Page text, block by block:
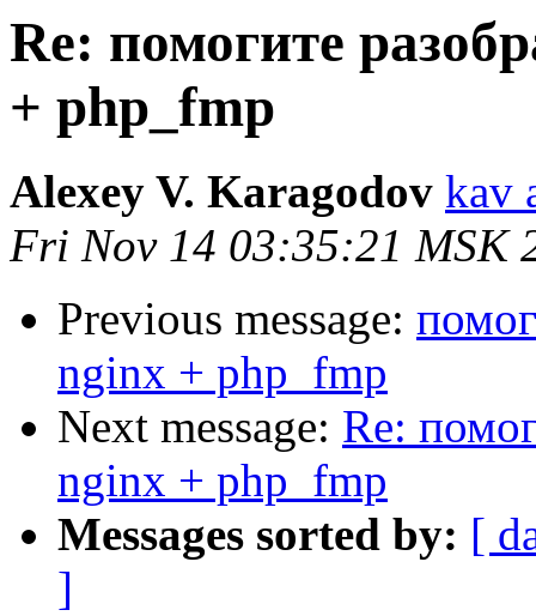
Re: помогите
+ php_fmp
Alexey V. Karagodov kav
Fri Nov 14 03:35:21 MSK
Previous message:
nginx + php_fmp
Next message: Re:
nginx + php_fmp
Messages sorted by: [
]